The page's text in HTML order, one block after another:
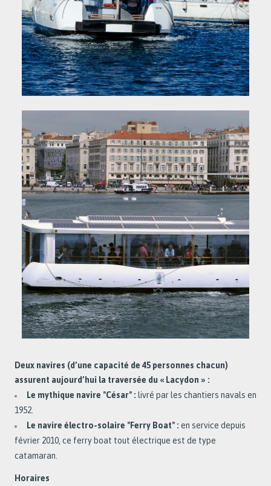
Deux navires (d’une capacité de 45 personnes chacun)
assurent aujourd’hui la traversée du « Lacydon » :
Le mythique navire "César" : livré par les chantiers navals en
1952.
Le navire électro-solaire "Ferry Boat" : en service depuis
février 2010, ce ferry boat tout électrique est de type
catamaran.
Horaires